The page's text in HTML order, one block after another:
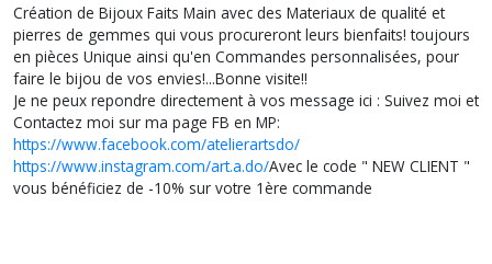
Création de Bijoux Faits Main avec des Materiaux de qualité et
pierres de gemmes qui vous procureront leurs bienfaits! toujours
en pièces Unique ainsi qu'en Commandes personnalisées, pour
faire le bijou de vos envies!...Bonne visite!!
Je ne peux repondre directement à vos message ici : Suivez moi et
Contactez moi sur ma page FB en MP:
https://www.facebook.com/atelierartsdo/
https://www.instagram.com/art.a.do/Avec le code " NEW CLIENT "
vous bénéficiez de -10% sur votre 1ère commande